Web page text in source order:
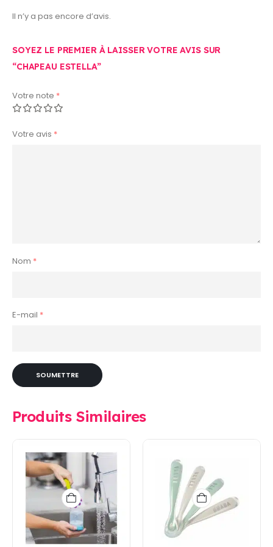
Il n’y a pas encore d’avis.
SOYEZ LE PREMIER À LAISSER VOTRE AVIS SUR
“CHAPEAU ESTELLA”
Votre note *
Votre avis *
Nom *
E-mail *
Produits Similaires